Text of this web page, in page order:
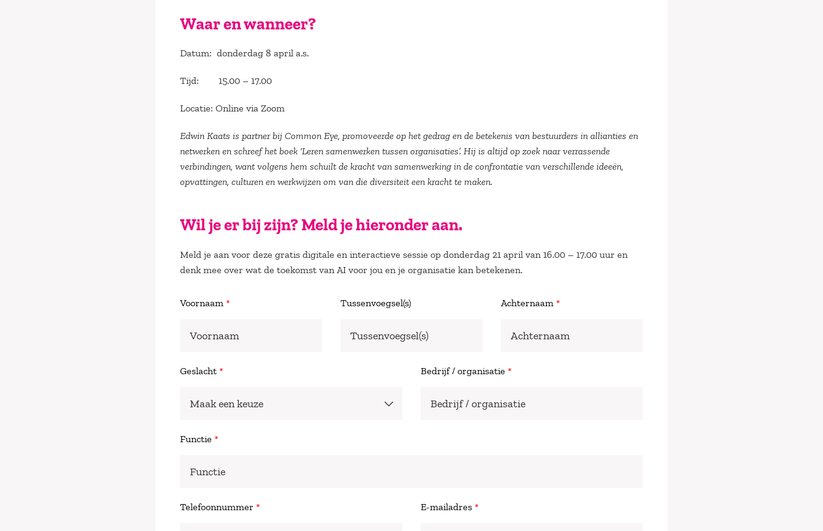
Waar en wanneer?
Datum: donderdag 8 april a.s.
Tijd: 15.00 – 17.00
Locatie: Online via Zoom
Edwin Kaats is partner bij Common Eye, promoveerde op het gedrag en de betekenis van bestuurders in allianties en
netwerken en schreef het boek ‘Leren samenwerken tussen organisaties’. Hij is altijd op zoek naar verrassende
verbindingen, want volgens hem schuilt de kracht van samenwerking in de confrontatie van verschillende ideeën,
opvattingen, culturen en werkwijzen om van die diversiteit een kracht te maken.
Wil je er bij zijn? Meld je hieronder aan.
Meld je aan voor deze gratis digitale en interactieve sessie op donderdag 21 april van 16.00 – 17.00 uur en
denk mee over wat de toekomst van AI voor jou en je organisatie kan betekenen.
Voornaam * Tussenvoegsel(s) Achternaam *
Geslacht * Bedrijf / organisatie *
Functie *
Telefoonnummer * E-mailadres *